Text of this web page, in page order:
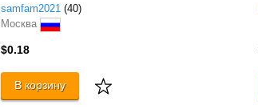
samfam2021 (40)
Москва
$0.18
В корзину